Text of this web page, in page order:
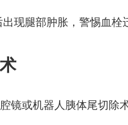
现腿部肿胀，警惕血栓
腔镜或机器人胰体尾切除